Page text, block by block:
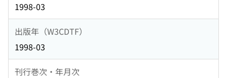
1998-03
出版年（W3CDTF）
1998-03
刊行巻次・年月次